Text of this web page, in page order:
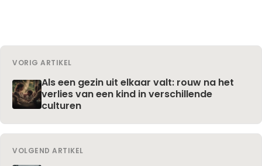
VORIG ARTIKEL
Als een gezin uit elkaar valt: rouw na het
verlies van een kind in verschillende
culturen
VOLGEND ARTIKEL